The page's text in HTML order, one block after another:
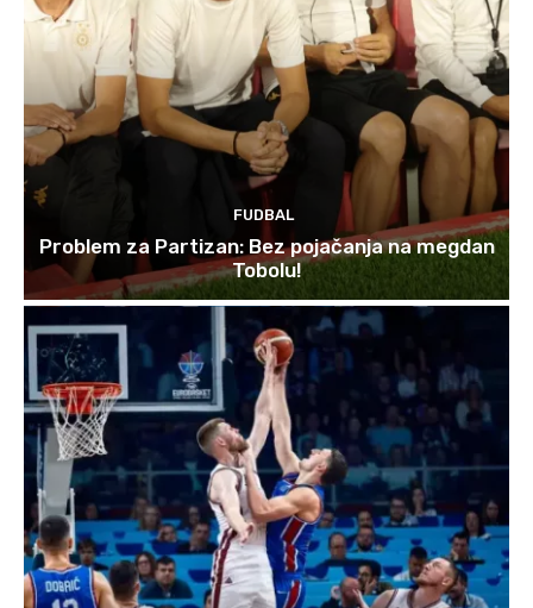
FUDBAL
Problem za Partizan: Bez pojačanja na megdan
Tobolu!